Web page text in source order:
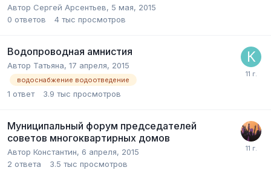
Автор Сергей Арсентьев, 5 мая, 2015
0 ответов 4 тыс просмотров
Водопроводная амнистия
Автор Татьяна, 17 апреля, 2015
водоснабжение водоотведение
1 ответ 3.9 тыс просмотров
Муниципальный форум председателей
советов многоквартирных домов
Автор Константин, 6 апреля, 2015
2 ответа 3.5 тыс просмотров